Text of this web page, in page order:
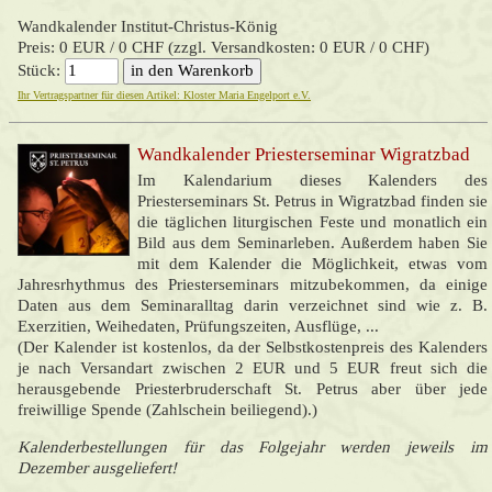
Wandkalender Institut-Christus-König
Preis: 0 EUR / 0 CHF (zzgl. Versandkosten: 0 EUR / 0 CHF)
Stück:
Ihr Vertragspartner für diesen Artikel: Kloster Maria Engelport e.V.
Wandkalender Priesterseminar Wigratzbad
Im Kalendarium dieses Kalenders des
Priesterseminars St. Petrus in Wigratzbad finden sie
die täglichen liturgischen Feste und monatlich ein
Bild aus dem Seminarleben. Außerdem haben Sie
mit dem Kalender die Möglichkeit, etwas vom
Jahresrhythmus des Priesterseminars mitzubekommen, da einige
Daten aus dem Seminaralltag darin verzeichnet sind wie z. B.
Exerzitien, Weihedaten, Prüfungszeiten, Ausflüge, ...
(Der Kalender ist kostenlos, da der Selbstkostenpreis des Kalenders
je nach Versandart zwischen 2 EUR und 5 EUR freut sich die
herausgebende Priesterbruderschaft St. Petrus aber über jede
freiwillige Spende (Zahlschein beiliegend).)
Kalenderbestellungen für das Folgejahr werden jeweils im
Dezember ausgeliefert!